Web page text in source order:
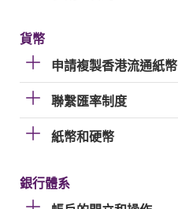
貨幣
申請複製香港流通紙幣
聯繫匯率制度
紙幣和硬幣
銀行體系